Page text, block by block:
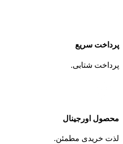
پرداخت سریع
پرداخت شتابی.
محصول اورجینال
لذت خریدی مطمئن.